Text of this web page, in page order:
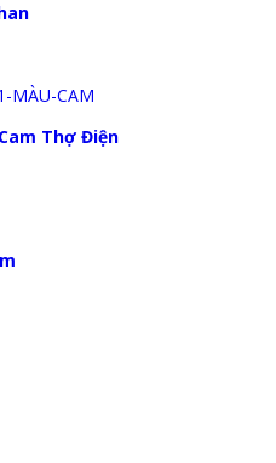
Thợ Điện